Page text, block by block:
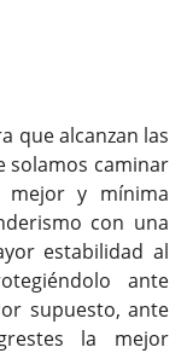
que alcanzan las
solamos caminar
mejor y mínima
con una
estabilidad al
ante
supuesto, ante
la mejor